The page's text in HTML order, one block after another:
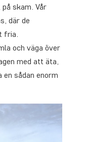
skam. Vår
där de
fria.
och väga över
med att äta,
sådan enorm